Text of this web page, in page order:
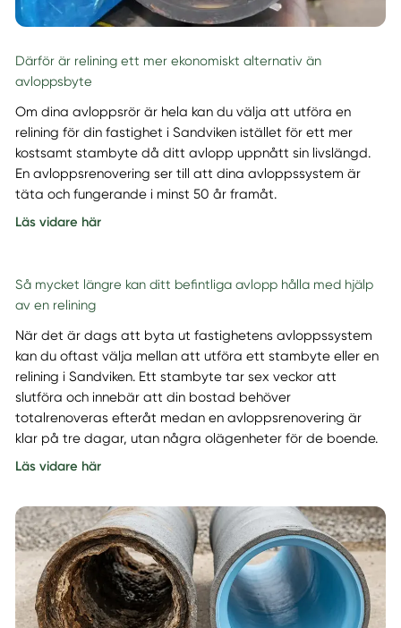
Därför är relining ett mer ekonomiskt alternativ än
avloppsbyte
Om dina avloppsrör är hela kan du välja att utföra en
relining för din fastighet i Sandviken istället för ett mer
kostsamt stambyte då ditt avlopp uppnått sin livslängd.
En avloppsrenovering ser till att dina avloppssystem är
täta och fungerande i minst 50 år framåt.
Läs vidare här
Så mycket längre kan ditt befintliga avlopp hålla med hjälp
av en relining
När det är dags att byta ut fastighetens avloppssystem
kan du oftast välja mellan att utföra ett stambyte eller en
relining i Sandviken. Ett stambyte tar sex veckor att
slutföra och innebär att din bostad behöver
totalrenoveras efteråt medan en avloppsrenovering är
klar på tre dagar, utan några olägenheter för de boende.
Läs vidare här